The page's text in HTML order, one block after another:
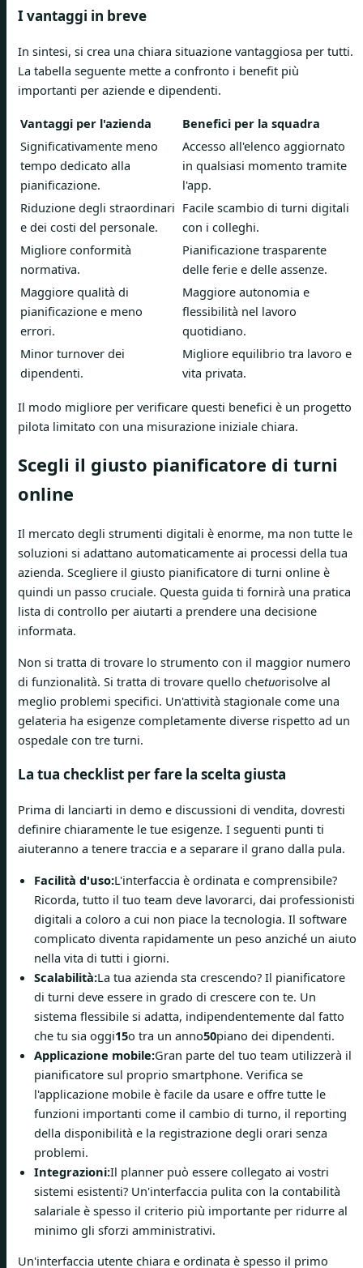
I vantaggi in breve
In sintesi, si crea una chiara situazione vantaggiosa per tutti.
La tabella seguente mette a confronto i benefit più
importanti per aziende e dipendenti.
Vantaggi per l'azienda
Benefici per la squadra
Significativamente meno
tempo dedicato alla
pianificazione.
Accesso all'elenco aggiornato
in qualsiasi momento tramite
l'app.
Riduzione degli straordinari
e dei costi del personale.
Facile scambio di turni digitali
con i colleghi.
Migliore conformità
normativa.
Pianificazione trasparente
delle ferie e delle assenze.
Maggiore qualità di
pianificazione e meno
errori.
Maggiore autonomia e
flessibilità nel lavoro
quotidiano.
Minor turnover dei
dipendenti.
Migliore equilibrio tra lavoro e
vita privata.
Il modo migliore per verificare questi benefici è un progetto
pilota limitato con una misurazione iniziale chiara.
Scegli il giusto pianificatore di turni
online
Il mercato degli strumenti digitali è enorme, ma non tutte le
soluzioni si adattano automaticamente ai processi della tua
azienda. Scegliere il giusto pianificatore di turni online è
quindi un passo cruciale. Questa guida ti fornirà una pratica
lista di controllo per aiutarti a prendere una decisione
informata.
Non si tratta di trovare lo strumento con il maggior numero
di funzionalità. Si tratta di trovare quello chetuorisolve al
meglio problemi specifici. Un'attività stagionale come una
gelateria ha esigenze completamente diverse rispetto ad un
ospedale con tre turni.
La tua checklist per fare la scelta giusta
Prima di lanciarti in demo e discussioni di vendita, dovresti
definire chiaramente le tue esigenze. I seguenti punti ti
aiuteranno a tenere traccia e a separare il grano dalla pula.
Facilità d'uso:L'interfaccia è ordinata e comprensibile?
Ricorda, tutto il tuo team deve lavorarci, dai professionisti
digitali a coloro a cui non piace la tecnologia. Il software
complicato diventa rapidamente un peso anziché un aiuto
nella vita di tutti i giorni.
Scalabilità:La tua azienda sta crescendo? Il pianificatore
di turni deve essere in grado di crescere con te. Un
sistema flessibile si adatta, indipendentemente dal fatto
che tu sia oggi15o tra un anno50piano dei dipendenti.
Applicazione mobile:Gran parte del tuo team utilizzerà il
pianificatore sul proprio smartphone. Verifica se
l'applicazione mobile è facile da usare e offre tutte le
funzioni importanti come il cambio di turno, il reporting
della disponibilità e la registrazione degli orari senza
problemi.
Integrazioni:Il planner può essere collegato ai vostri
sistemi esistenti? Un'interfaccia pulita con la contabilità
salariale è spesso il criterio più importante per ridurre al
minimo gli sforzi amministrativi.
Un'interfaccia utente chiara e ordinata è spesso il primo